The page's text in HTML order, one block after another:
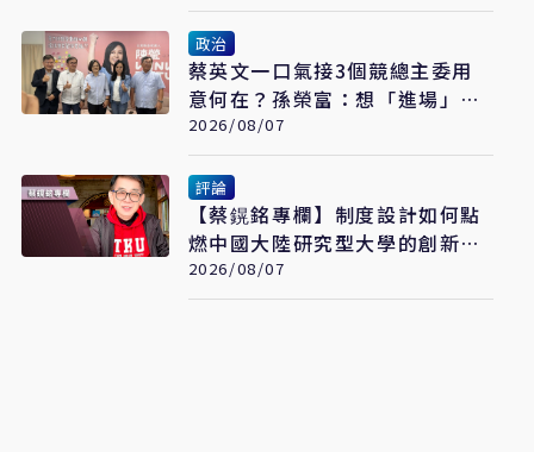
政治
蔡英文一口氣接3個競總主委用
意何在？孫榮富：想「進場」接
黨主席
2026/08/07
評論
【蔡鎤銘專欄】制度設計如何點
燃中國大陸研究型大學的創新引
擎
2026/08/07